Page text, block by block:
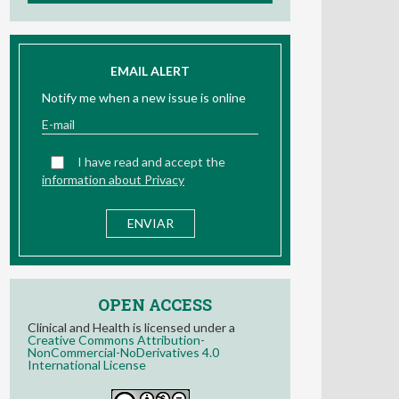
EMAIL ALERT
Notify me when a new issue is online
I have read and accept the
information about Privacy
OPEN ACCESS
Clinical and Health is licensed under a
Creative Commons Attribution-
NonCommercial-NoDerivatives 4.0
International License